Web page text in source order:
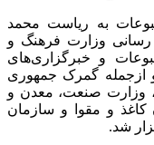
به ریاست محمد
رسانی وزارت فرهنگ و
و خبرگزاری‌های
ازجمله گمرک جمهوری
وزارت صنعت، معدن و
کاغذ و مقوا و سازمان
شد.